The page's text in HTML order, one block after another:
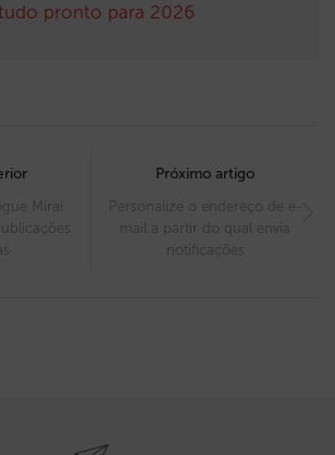
pronto para 2026
Mirai
Próximo artigo
Personalize o endereço de e-
mail a partir do qual envia
notificações